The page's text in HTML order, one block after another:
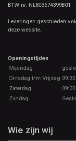
BTW nr: NL803674399B01
Leveringen geschieden
deze website.
Openingstijden
Maandag
Dinsdag t/m Vrijdag
Zaterdag
Zondag
Wie zijn wij